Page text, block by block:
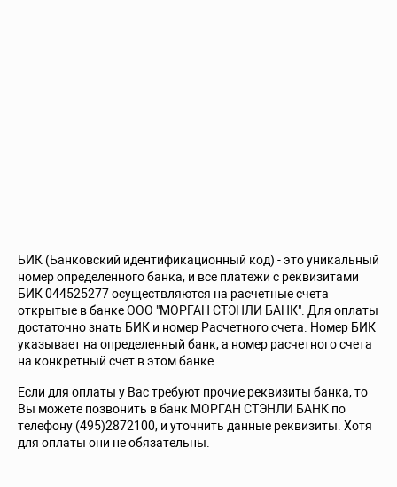
БИК (Банковский идентификационный код) - это уникальный
номер определенного банка, и все платежи с реквизитами
БИК 044525277 осуществляются на расчетные счета
открытые в банке ООО "МОРГАН СТЭНЛИ БАНК". Для оплаты
достаточно знать БИК и номер Расчетного счета. Номер БИК
указывает на определенный банк, а номер расчетного счета
на конкретный счет в этом банке.
Если для оплаты у Вас требуют прочие реквизиты банка, то
Вы можете позвонить в банк МОРГАН СТЭНЛИ БАНК по
телефону (495)2872100, и уточнить данные реквизиты. Хотя
для оплаты они не обязательны.